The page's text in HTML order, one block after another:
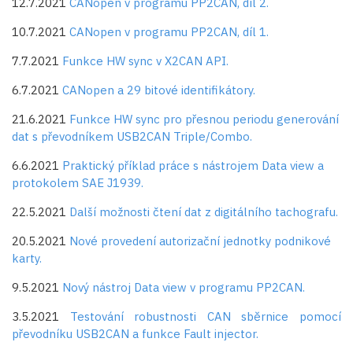
12.7.2021 CANopen v programu PP2CAN, díl 2.
10.7.2021 CANopen v programu PP2CAN, díl 1.
7.7.2021 Funkce HW sync v X2CAN API.
6.7.2021 CANopen a 29 bitové identifikátory.
21.6.2021 Funkce HW sync pro přesnou periodu generování
dat s převodníkem USB2CAN Triple/Combo.
6.6.2021 Praktický příklad práce s nástrojem Data view a
protokolem SAE J1939.
22.5.2021 Další možnosti čtení dat z digitálního tachografu.
20.5.2021 Nové provedení autorizační jednotky podnikové
karty.
9.5.2021 Nový nástroj Data view v programu PP2CAN.
3.5.2021 Testování robustnosti CAN sběrnice pomocí
převodníku USB2CAN a funkce Fault injector.